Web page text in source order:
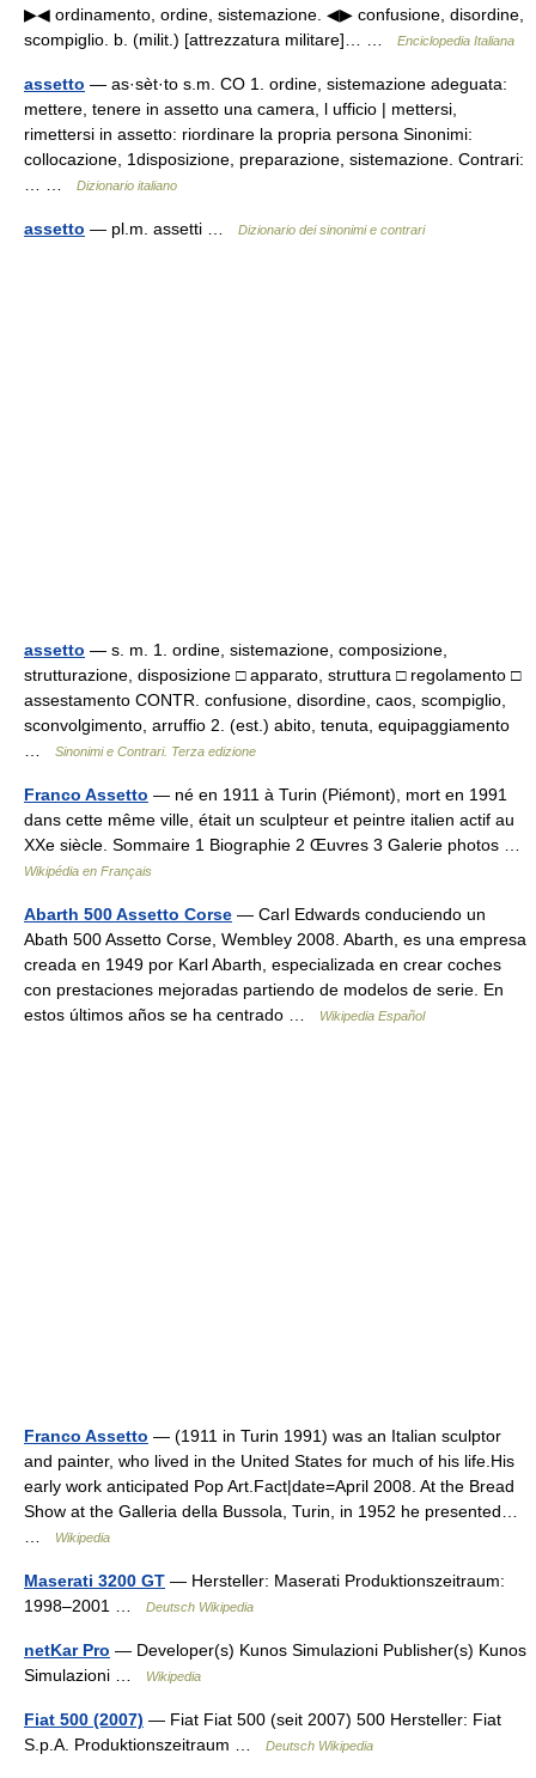
▶◀ ordinamento, ordine, sistemazione. ◀▶ confusione, disordine,
scompiglio. b. (milit.) [attrezzatura militare]… …
Enciclopedia Italiana
assetto — as·sèt·to s.m. CO 1. ordine, sistemazione adeguata:
mettere, tenere in assetto una camera, l ufficio | mettersi,
rimettersi in assetto: riordinare la propria persona Sinonimi:
collocazione, 1disposizione, preparazione, sistemazione. Contrari:
Dizionario italiano
assetto — pl.m. assetti … Dizionario dei sinonimi e contrari
assetto — s. m. 1. ordine, sistemazione, composizione,
strutturazione, disposizione □ apparato, struttura □ regolamento □
assestamento CONTR. confusione, disordine, caos, scompiglio,
sconvolgimento, arruffio 2. (est.) abito, tenuta, equipaggiamento
Sinonimi e Contrari. Terza edizione
Franco Assetto — né en 1911 à Turin (Piémont), mort en 1991
dans cette même ville, était un sculpteur et peintre italien actif au
XXe siècle. Sommaire 1 Biographie 2 Œuvres 3 Galerie photos …
Wikipédia en Français
Abarth 500 Assetto Corse — Carl Edwards conduciendo un
Abath 500 Assetto Corse, Wembley 2008. Abarth, es una empresa
creada en 1949 por Karl Abarth, especializada en crear coches
con prestaciones mejoradas partiendo de modelos de serie. En
estos últimos años se ha centrado …
Wikipedia Español
Franco Assetto — (1911 in Turin 1991) was an Italian sculptor
and painter, who lived in the United States for much of his life.His
early work anticipated Pop Art.Fact|date=April 2008. At the Bread
Show at the Galleria della Bussola, Turin, in 1952 he presented…
Wikipedia
Maserati 3200 GT — Hersteller: Maserati Produktionszeitraum:
1998–2001 …
Deutsch Wikipedia
netKar Pro — Developer(s) Kunos Simulazioni Publisher(s) Kunos
Simulazioni …
Wikipedia
Fiat 500 (2007) — Fiat Fiat 500 (seit 2007) 500 Hersteller: Fiat
S.p.A. Produktionszeitraum …
Deutsch Wikipedia